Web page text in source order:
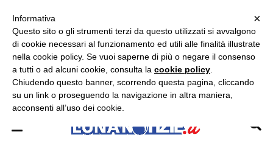
ASCOLTA RADIO LUNA
×
×
Informativa
Questo sito o gli strumenti terzi da questo utilizzati si avvalgono
di cookie necessari al funzionamento ed utili alle finalità illustrate
nella cookie policy. Se vuoi saperne di più o negare il consenso
a tutti o ad alcuni cookie, consulta la cookie policy
Chiudendo questo banner, scorrendo questa pagina, cliccando
su un link o proseguendo la navigazione in altra maniera,
acconsenti all’uso dei cookie.